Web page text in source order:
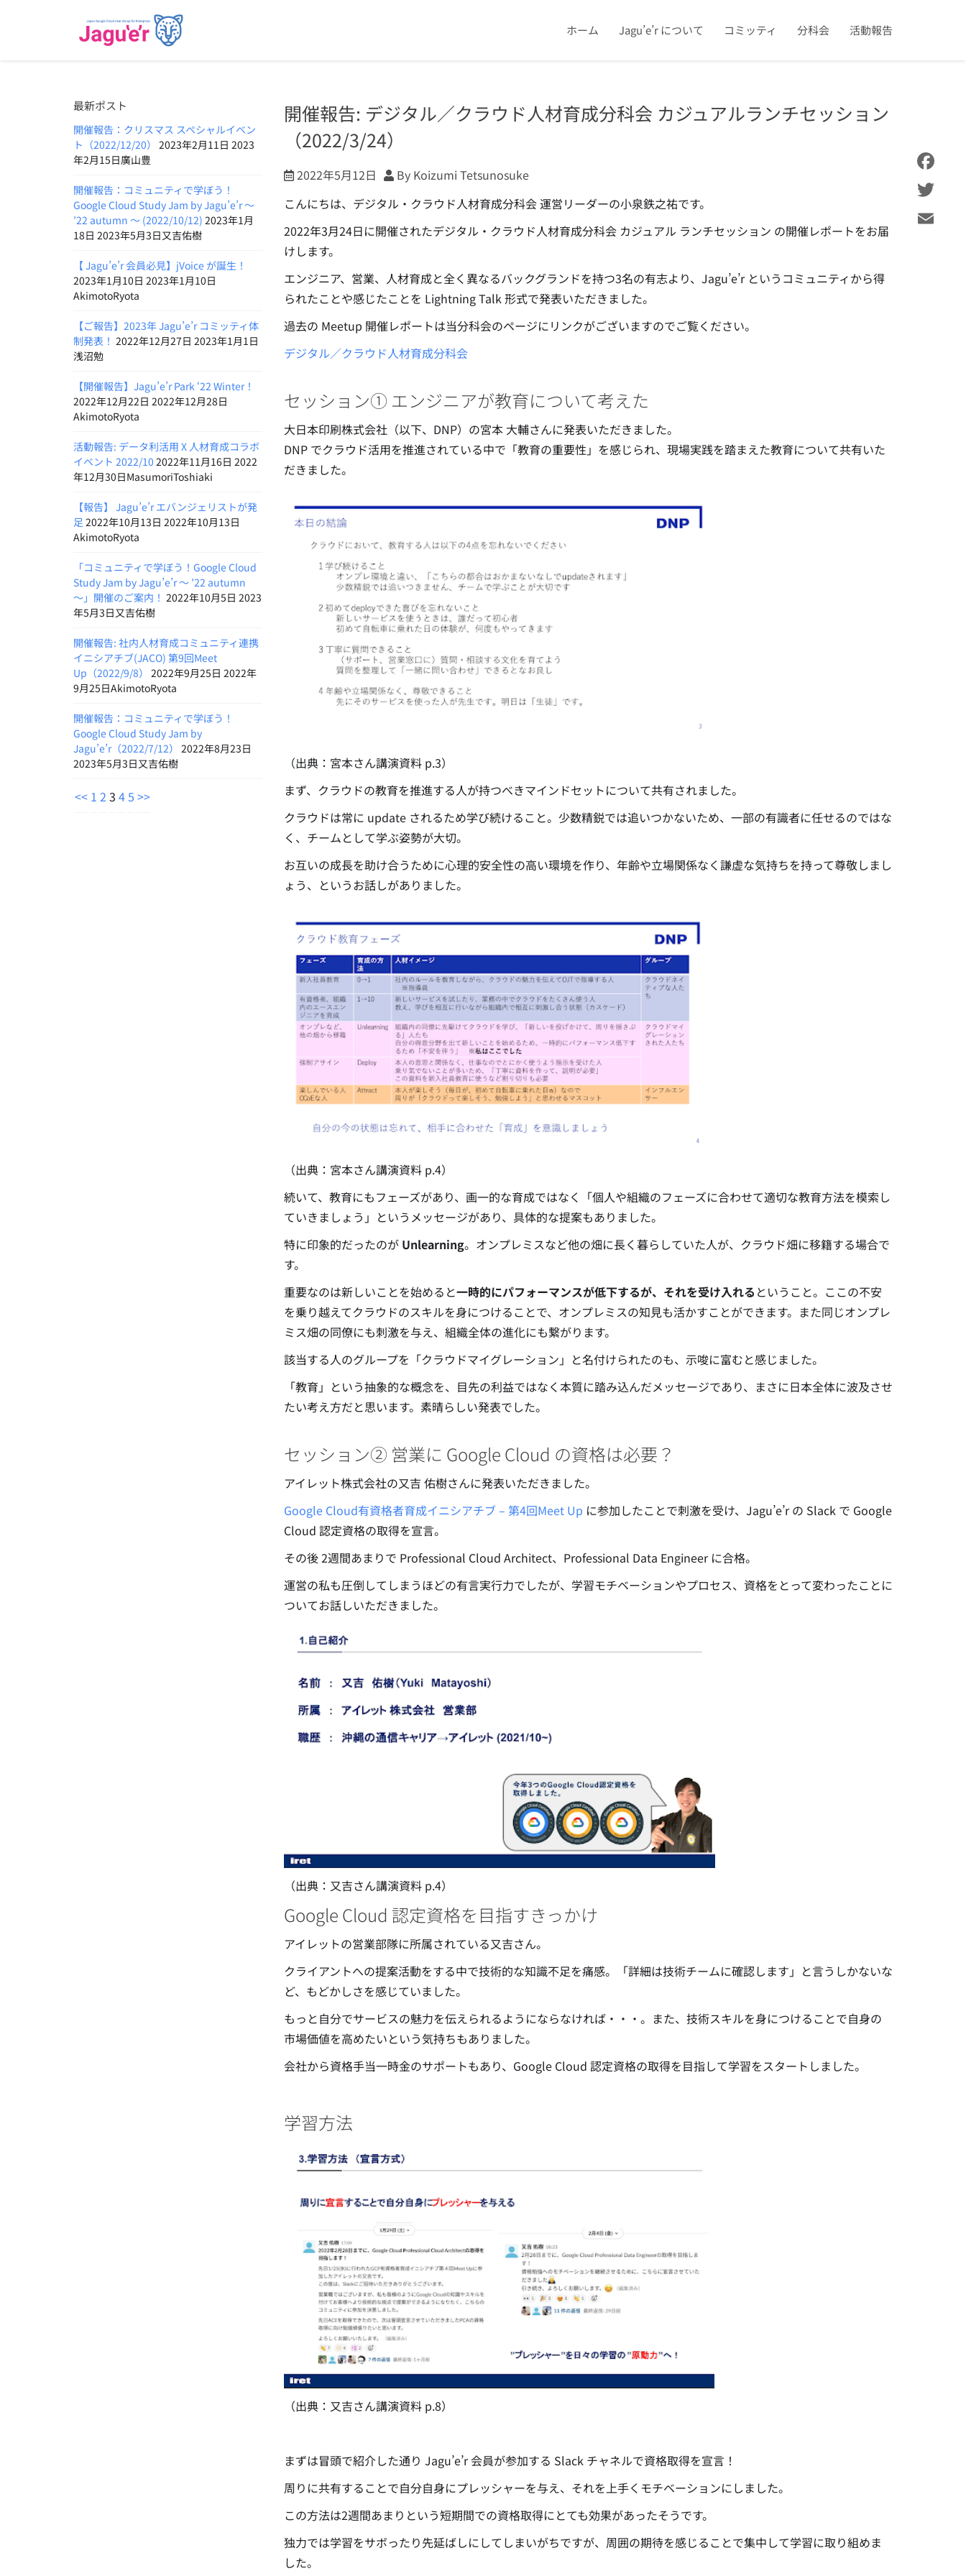
ホーム Jagu’e’r について コミッティ 分科会 活動報告
最新ポスト
開催報告：クリスマス スペシャルイベン
ト（2022/12/20） 2023年2月11日 2023
年2月15日廣山豊
開催報告：コミュニティで学ぼう！
Google Cloud Study Jam by Jagu’e’r 〜
’22 autumn 〜 (2022/10/12) 2023年1月
18日 2023年5月3日又吉佑樹
【 Jagu’e’r 会員必見】jVoice が誕生！
2023年1月10日 2023年1月10日
AkimotoRyota
【ご報告】2023年 Jagu’e’r コミッティ体
制発表！ 2022年12月27日 2023年1月1日
浅沼勉
【開催報告】Jagu’e’r Park ‘22 Winter！
2022年12月22日 2022年12月28日
AkimotoRyota
活動報告: データ利活用 X 人材育成コラボ
イベント 2022/10 2022年11月16日 2022
年12月30日MasumoriToshiaki
【報告】 Jagu’e’r エバンジェリストが発
足 2022年10月13日 2022年10月13日
AkimotoRyota
「コミュニティで学ぼう！Google Cloud
Study Jam by Jagu’e’r 〜 ’22 autumn
〜」開催のご案内！ 2022年10月5日 2023
年5月3日又吉佑樹
開催報告: 社内人材育成コミュニティ連携
イニシアチブ(JACO) 第9回Meet
Up（2022/9/8） 2022年9月25日 2022年
9月25日AkimotoRyota
開催報告：コミュニティで学ぼう！
Google Cloud Study Jam by
Jagu’e’r（2022/7/12） 2022年8月23日
2023年5月3日又吉佑樹
<< 1 2 3 45 >>
開催報告: デジタル／クラウド人材育成分科会 カジュアルランチセッション
（2022/3/24）
2022年5月12日
By Koizumi Tetsunosuke
こんにちは、デジタル・クラウド人材育成分科会 運営リーダーの小泉鉄之祐です。
2022年3月24日に開催されたデジタル・クラウド人材育成分科会 カジュアル ランチセッション の開催レポートをお届
けします。
エンジニア、営業、人材育成と全く異なるバックグランドを持つ3名の有志より、Jagu’e’r というコミュニティから得
られたことや感じたことを Lightning Talk 形式で発表いただきました。
過去の Meetup 開催レポートは当分科会のページにリンクがございますのでご覧ください。
デジタル／クラウド人材育成分科会
セッション① エンジニアが教育について考えた
大日本印刷株式会社（以下、DNP）の宮本 大輔さんに発表いただきました。
DNP でクラウド活用を推進されている中で「教育の重要性」を感じられ、現場実践を踏まえた教育について共有いた
だきました。
（出典：宮本さん講演資料 p.3）
まず、クラウドの教育を推進する人が持つべきマインドセットについて共有されました。
クラウドは常に update されるため学び続けること。少数精鋭では追いつかないため、一部の有識者に任せるのではな
く、チームとして学ぶ姿勢が大切。
お互いの成長を助け合うために心理的安全性の高い環境を作り、年齢や立場関係なく謙虚な気持ちを持って尊敬しまし
ょう、というお話しがありました。
（出典：宮本さん講演資料 p.4）
続いて、教育にもフェーズがあり、画一的な育成ではなく「個人や組織のフェーズに合わせて適切な教育方法を模索し
ていきましょう」というメッセージがあり、具体的な提案もありました。
特に印象的だったのが Unlearning。オンプレミスなど他の畑に長く暮らしていた人が、クラウド畑に移籍する場合で
す。
重要なのは新しいことを始めると一時的にパフォーマンスが低下するが、それを受け入れる ということ。ここの不安
を乗り越えてクラウドのスキルを身につけることで、オンプレミスの知見も活かすことができます。また同じオンプレ
ミス畑の同僚にも刺激を与え、組織全体の進化にも繋がります。
該当する人のグループを「クラウドマイグレーション」と名付けられたのも、示唆に富むと感じました。
「教育」という抽象的な概念を、目先の利益ではなく本質に踏み込んだメッセージであり、まさに日本全体に波及させ
たい考え方だと思います。素晴らしい発表でした。
セッション② 営業に Google Cloud の資格は必要？
アイレット株式会社の又吉 佑樹さんに発表いただきました。
Google Cloud有資格者育成イニシアチブ – 第4回Meet Up に参加したことで刺激を受け、Jagu’e’r の Slack で Google
Cloud 認定資格の取得を宣言。
その後 2週間あまりで Professional Cloud Architect、Professional Data Engineer に合格。
運営の私も圧倒してしまうほどの有言実行力でしたが、学習モチベーションやプロセス、資格をとって変わったことに
ついてお話しいただきました。
（出典：又吉さん講演資料 p.4）
Google Cloud 認定資格を目指すきっかけ
アイレットの営業部隊に所属されている又吉さん。
クライアントへの提案活動をする中で技術的な知識不足を痛感。「詳細は技術チームに確認します」と言うしかないな
ど、もどかしさを感じていました。
もっと自分でサービスの魅力を伝えられるようにならなければ・・・。また、技術スキルを身につけることで自身の
市場価値を高めたいという気持ちもありました。
会社から資格手当一時金のサポートもあり、Google Cloud 認定資格の取得を目指して学習をスタートしました。
学習方法
（出典：又吉さん講演資料 p.8）
まずは冒頭で紹介した通り Jagu’e’r 会員が参加する Slack チャネルで資格取得を宣言！
周りに共有することで自分自身にプレッシャーを与え、それを上手くモチベーションにしました。
この方法は2週間あまりという短期間での資格取得にとても効果があったそうです。
独力では学習をサボったり先延ばしにしてしまいがちですが、周囲の期待を感じることで集中して学習に取り組めま
した。
Facebook
Twitter